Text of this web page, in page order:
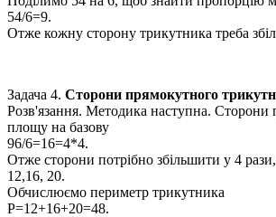
54/6=9.
Отже кожну сторону трикутника треба
Задача 4. Сторони прямокутного
Розв'язання. Методика наступна. Сторони
площу на базову
96/6=16=4*4.
Отже сторони потрібно збільшити у 4
12,16, 20.
Обчислюємо периметр трикутника
P=12+16+20=48.